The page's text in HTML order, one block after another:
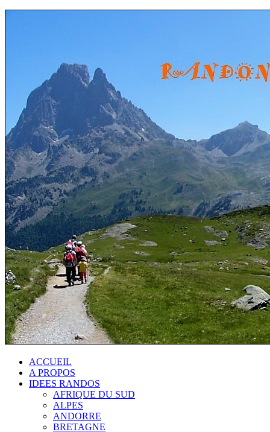
ACCUEIL
A PROPOS
IDEES RANDOS
AFRIQUE DU SUD
ALPES
ANDORRE
BRETAGNE